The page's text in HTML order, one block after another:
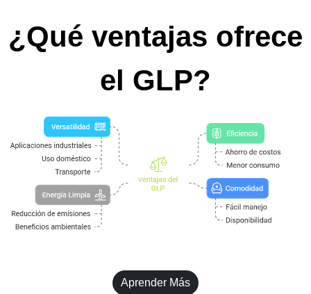
¿Qué ventajas ofrece
el GLP?
Aprender Más